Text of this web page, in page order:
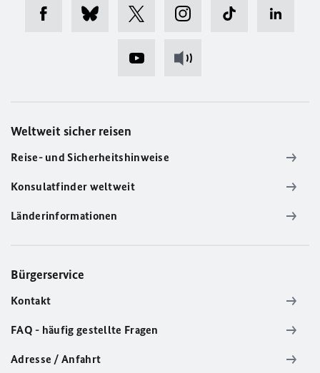
Weltweit sicher reisen
Reise- und Sicherheitshinweise
Konsulatfinder weltweit
Länderinformationen
Bürgerservice
Kontakt
FAQ - häufig gestellte Fragen
Adresse / Anfahrt